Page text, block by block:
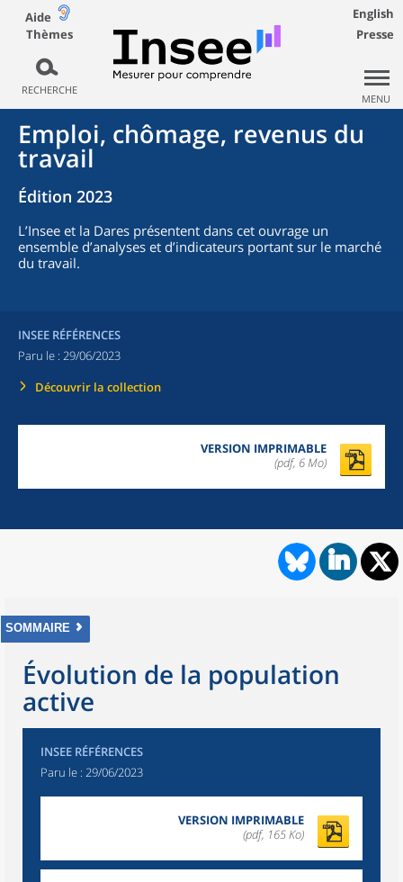
Aide
Thèmes
RECHERCHE
English
Presse
MENU
Emploi, chômage, revenus du
travail
Édition 2023
L’Insee et la Dares présentent dans cet ouvrage un
ensemble d’analyses et d’indicateurs portant sur le marché
du travail.
INSEE RÉFÉRENCES
Paru le : 29/06/2023
Découvrir la collection
VERSION IMPRIMABLE
(pdf, 6 Mo)
SOMMAIRE
Évolution de la population
active
INSEE RÉFÉRENCES
Paru le : 29/06/2023
VERSION IMPRIMABLE
(pdf, 165 Ko)